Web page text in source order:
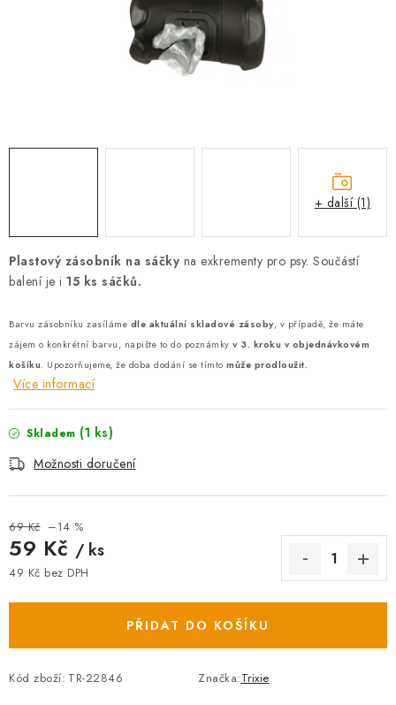
Kontakt Možnosti dopravy
Hodnocení obchodu
Obchodní podmínky
Zásady zpracování osobních údajů
Věrnostní slevy
Plastový zásobník na sáčky na exkrementy pro psy. Součástí
balení je i 15 ks sáčků.
Barvu zásobníku zasíláme dle aktuální skladové zásoby, v případě, že máte
zájem o konkrétní barvu, napište to do poznámky v 3. kroku v objednávkovém
košíku. Upozorňujeme, že doba dodání se tímto může prodloužit.
Více informací
Skladem (1 ks)
Možnosti doručení
69 Kč –14 %
59 Kč / ks
49 Kč bez DPH
PŘIDAT DO KOŠÍKU
Kód zboží: TR-22846 Značka:Trixie
+ další (1)